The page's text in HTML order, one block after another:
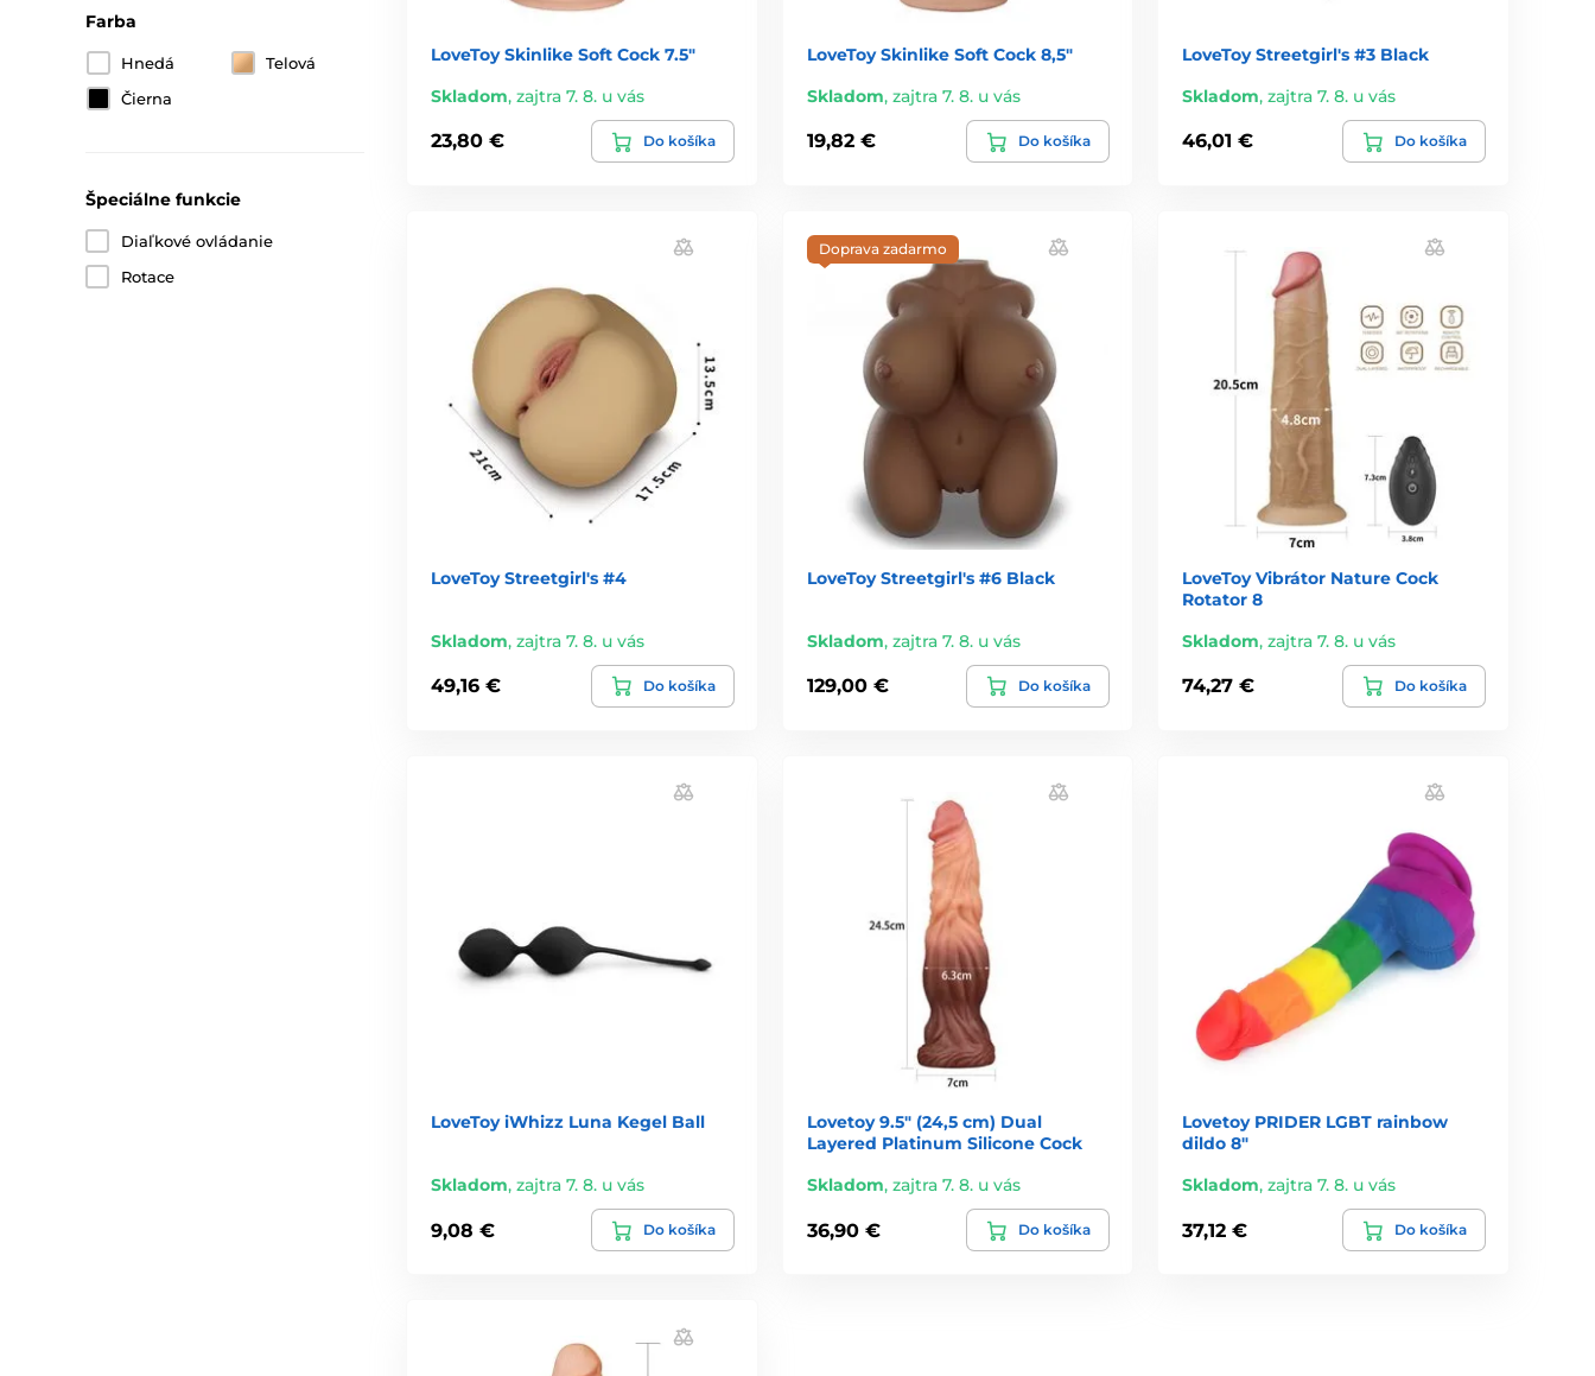
Farba
Hnedá
Telová
Čierna
Špeciálne funkcie
Diaľkové ovládanie
Rotace
LoveToy Skinlike Soft Cock 7.5"
Skladom, zajtra 7. 8. u vás
23,80 € Do košíka
LoveToy Skinlike Soft Cock 8,5"
Skladom, zajtra 7. 8. u vás
19,82 € Do košíka
LoveToy Streetgirl's #3 Black
Skladom,zajtra 7. 8. u vás
46,01 € Do košíka
LoveToy Streetgirl's #4
Skladom, zajtra 7. 8. u vás
49,16 € Do košíka
Doprava zadarmo
LoveToy Streetgirl's #6 Black
Skladom, zajtra 7. 8. u vás
129,00 € Do košíka
LoveToy Vibrátor Nature Cock
Rotator 8
Skladom,zajtra 7. 8. u vás
74,27 € Do košíka
LoveToy iWhizz Luna Kegel Ball
Skladom, zajtra 7. 8. u vás
9,08 € Do košíka
Lovetoy 9.5″ (24,5 cm) Dual
Layered Platinum Silicone Cock
Skladom, zajtra 7. 8. u vás
36,90 € Do košíka
Lovetoy PRIDER LGBT rainbow
dildo 8"
Skladom,zajtra 7. 8. u vás
37,12 € Do košíka